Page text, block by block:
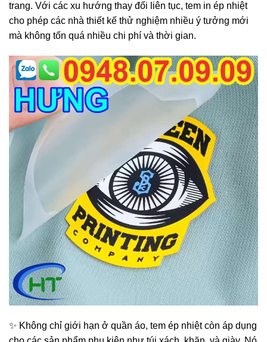
trang. Với các xu hướng thay đổi liên tục, tem in ép nhiệt
cho phép các nhà thiết kế thử nghiệm nhiều ý tưởng mới
mà không tốn quá nhiều chi phí và thời gian.
✨ Không chỉ giới hạn ở quần áo, tem ép nhiệt còn áp dụng